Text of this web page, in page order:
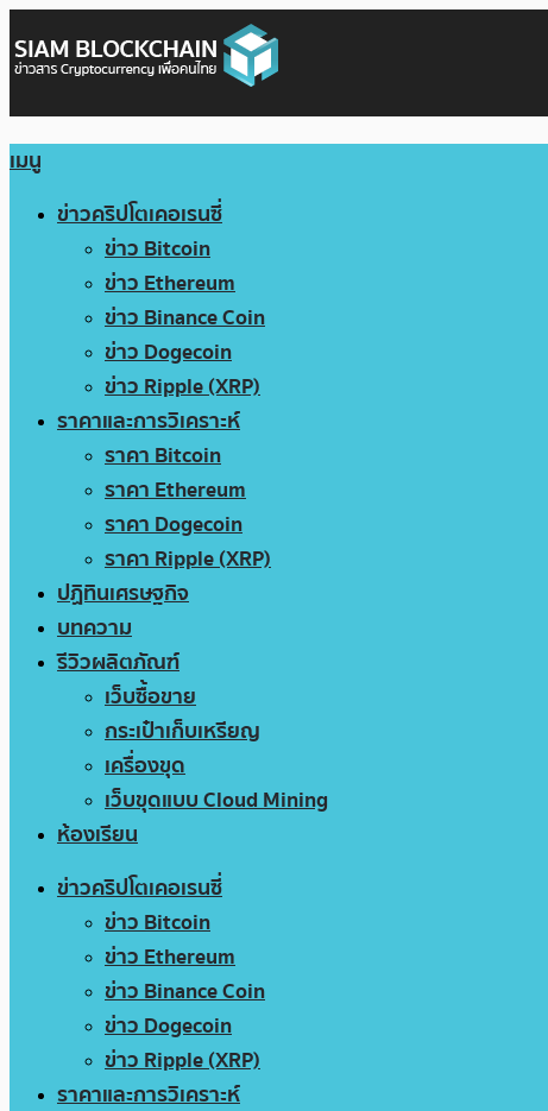
เมนู
ข่าวคริปโตเคอเรนซี่
ข่าว Bitcoin
ข่าว Ethereum
ข่าว Binance Coin
ข่าว Dogecoin
ข่าว Ripple (XRP)
ราคาและการวิเคราะห์
ราคา Bitcoin
ราคา Ethereum
ราคา Dogecoin
ราคา Ripple (XRP)
ปฏิทินเศรษฐกิจ
บทความ
รีวิวผลิตภัณฑ์
เว็บซื้อขาย
กระเป๋าเก็บเหรียญ
เครื่องขุด
เว็บขุดแบบ Cloud Mining
ห้องเรียน
ข่าวคริปโตเคอเรนซี่
ข่าว Bitcoin
ข่าว Ethereum
ข่าว Binance Coin
ข่าว Dogecoin
ข่าว Ripple (XRP)
ราคาและการวิเคราะห์